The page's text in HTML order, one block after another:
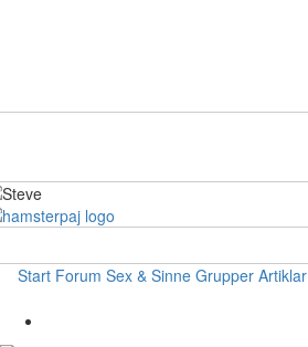
Start Forum Sex & Sinne Grupper Artiklar